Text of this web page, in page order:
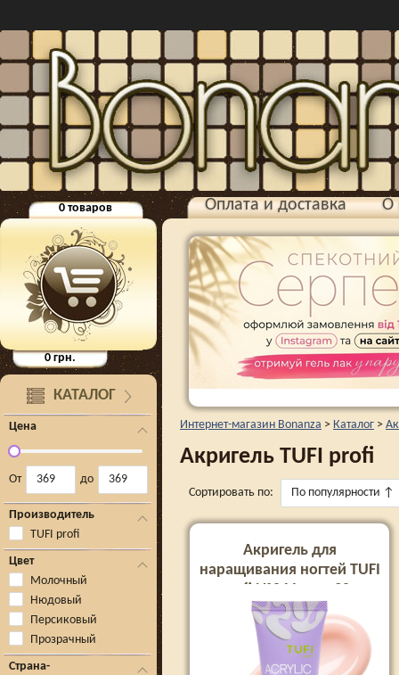
0товаров
0грн.
КАТАЛОГ
Цена
От до
Производитель
TUFI profi
Цвет
Молочный
Нюдовый
Персиковый
Прозрачный
Страна-
Оплата и доставка О
Интернет-магазин Bonanza > Каталог >
Акригель TUFI profi
Сортировать по: По популярности ↑
Акригель для
наращивания ногтей TUFI
profi №04 Ivory, 30 г